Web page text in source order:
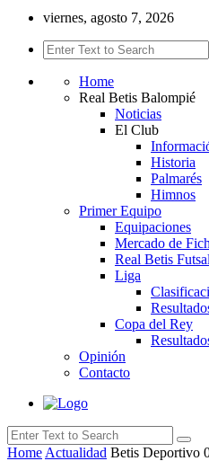
viernes, agosto 7, 2026
Home
Real Betis Balompié
Noticias
El Club
Historia
Palmarés
Himnos
Primer Equipo
Equipaciones
Mercado de
Real Betis
Liga
Copa del Rey
Opinión
Contacto
Home Actualidad Betis Deportivo